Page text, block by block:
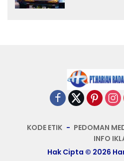
KODE ETIK PEDOMAN
INFO
Hak Cipta © 2026